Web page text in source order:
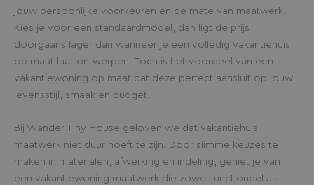
jouw persoonlijke voorkeuren en de mate van maatwerk.
Kies je voor een standaardmodel, dan ligt de prijs
doorgaans lager dan wanneer je een volledig vakantiehuis
op maat laat ontwerpen. Toch is het voordeel van een
vakantiewoning op maat dat deze perfect aansluit op jouw
levensstijl, smaak en budget.
Bij Wander Tiny House geloven we dat vakantiehuis
maatwerk niet duur hoeft te zijn. Door slimme keuzes te
maken in materialen, afwerking en indeling, geniet je van
een vakantiewoning maatwerk die zowel functioneel als